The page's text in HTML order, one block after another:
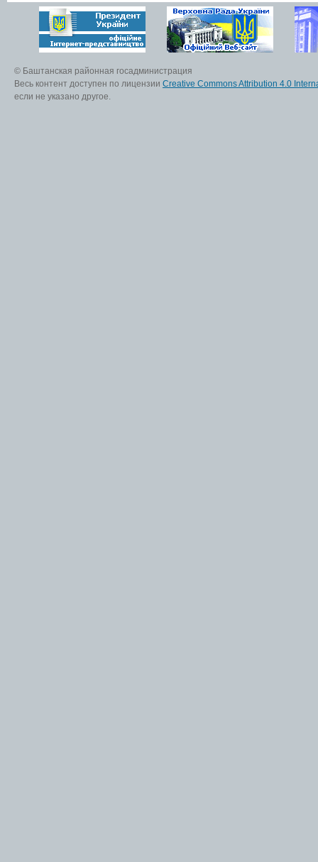
© Баштанская районная госадминистрация
Весь контент доступен по лицензии Creative Commons Attribution 4.0
если не указано другое.